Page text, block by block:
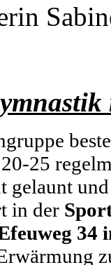
25
gelaunt
in der
34